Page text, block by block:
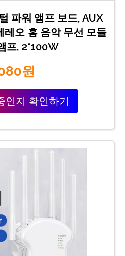
파워 앰프 보드, AUX
레오 홈 음악 무선 모듈
프, 2*100W
원
인지 확인하기